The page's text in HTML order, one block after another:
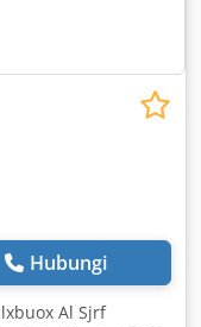
Hubungi
Al Sjrf